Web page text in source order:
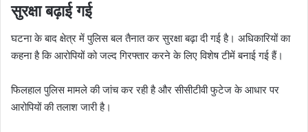
सुरक्षा बढ़ाई गई
घटना के बाद क्षेत्र में पुलिस बल तैनात कर सुरक्षा बढ़ा दी गई है। अधिकारियों का
कहना है कि आरोपियों को जल्द गिरफ्तार करने के लिए विशेष टीमें बनाई गई हैं।
फिलहाल पुलिस मामले की जांच कर रही है और सीसीटीवी फुटेज के आधार पर
आरोपियों की तलाश जारी है।